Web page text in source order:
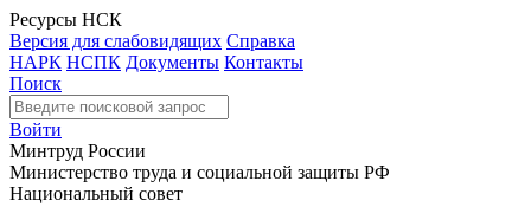
Ресурсы НСК
Версия для слабовидящих Справка
НАРК НСПК Документы Контакты
Поиск
Войти
Минтруд России
Министерство труда и социальной защиты РФ
Национальный совет